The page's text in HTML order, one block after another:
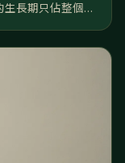
長期只佔整個週
要等好幾個月才長